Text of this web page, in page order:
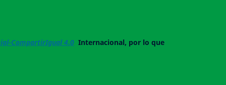
CompartirIgual 4.0 Internacional, por lo que